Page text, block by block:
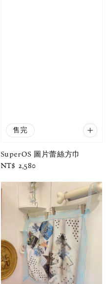
售完
SuperOS 圖片蕾絲方巾
Regular
NT$ 2,580